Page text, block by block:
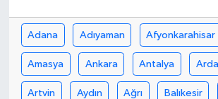
Adana Adıyaman Afyonkarahisar
Amasya Ankara Antalya
Artvin Aydın Ağrı Balıkesir
MAGAZİN